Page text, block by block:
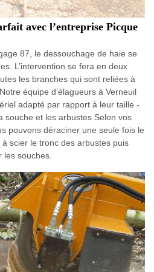
avec l’entreprise Picque
87, le dessouchage de haie se
L’intervention se fera en deux
les branches qui sont reliées à
équipe d’élagueurs à Verneuil
adapté par rapport à leur taille -
souche et les arbustes Selon vos
pouvons déraciner une seule fois le
scier le tronc des arbustes puis
souches.